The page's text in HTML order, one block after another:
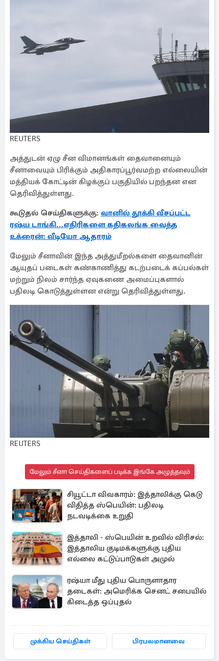
REUTERS
அத்துடன் ஏழு சீன விமானங்கள் தைவானையும்
சீனாவையும் பிரிக்கும் அதிகாரப்பூர்வமற்ற எல்லையின்
மத்தியக் கோட்டின் கிழக்குப் பகுதியில் பறந்தன என
தெரிவித்துள்ளது.
கூடுதல் செய்திகளுக்கு: வானில் தூக்கி வீசப்பட்ட
ரஷ்ய டாங்கி...எதிரிகளை கதிகலங்க வைத்த
உக்ரைன்: வீடியோ ஆதாரம்
மேலும் சீனாவின் இந்த அத்துமீறல்களை தைவானின்
ஆயுதப் படைகள் கண்காணித்து கடற்படைக் கப்பல்கள்
மற்றும் நிலம் சார்ந்த ஏவுகணை அமைப்புகளால்
பதிலடி கொடுத்துள்ளன என்று தெரிவித்துள்ளது.
REUTERS
மேலும் சீனா செய்திகளைப் படிக்க இங்கே அழுத்தவும்
சியூட்டா விவகாரம்: இத்தாலிக்கு கெடு
விதித்த ஸ்பெயின்: பதிலடி
நடவடிக்கை உறுதி
இத்தாலி - ஸ்பெயின் உறவில் விரிசல்:
இத்தாலிய குடிமக்களுக்கு புதிய
எல்லை கட்டுப்பாடுகள் அமுல்
ரஷ்யா மீது புதிய பொருளாதார
தடைகள்: அமெரிக்க செனட் சபையில்
கிடைத்த ஒப்புதல்
முக்கிய செய்திகள் பிரபலமானவை